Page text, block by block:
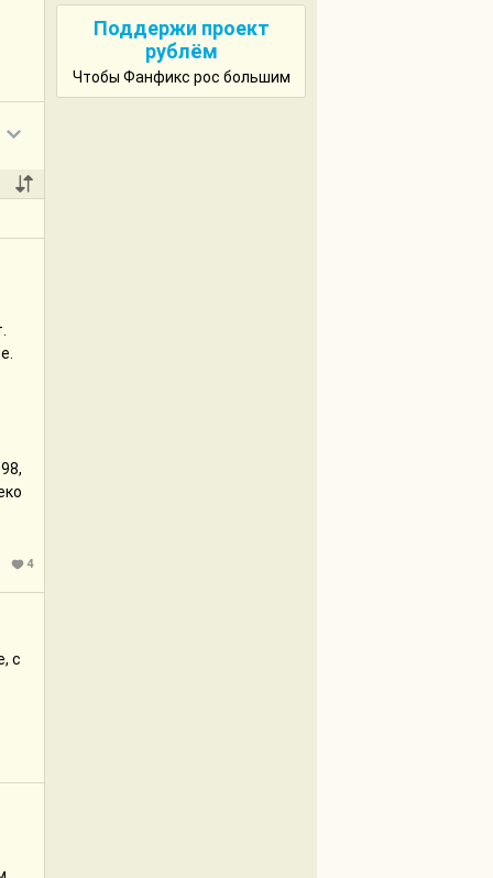
4
с
Поддержи проект
рублём
Чтобы Фанфикс рос большим